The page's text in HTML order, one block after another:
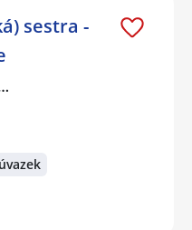
sestra -